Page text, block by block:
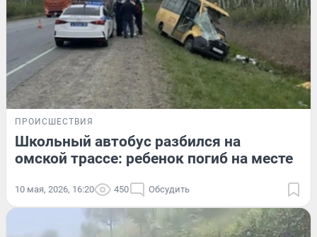
ПРОИСШЕСТВИЯ
Школьный автобус разбился на
омской трассе: ребенок погиб на месте
10 мая, 2026, 16:20 450 Обсудить